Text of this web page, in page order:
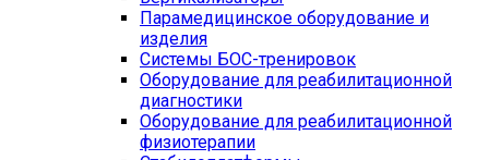
Парамедицинское оборудование и
изделия
Системы БОС-тренировок
Оборудование для реабилитационной
диагностики
Оборудование для реабилитационной
физиотерапии